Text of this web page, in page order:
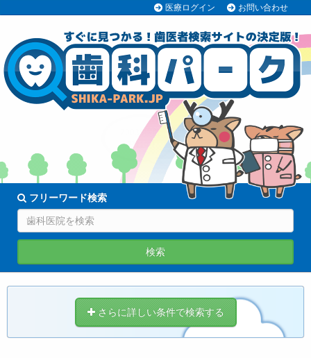
医療ログイン お問い合わせ
70038医院
登録中!
フリーワード検索
検索
さらに詳しい条件で検索する